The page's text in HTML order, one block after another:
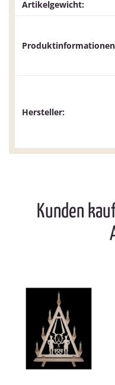
Artikelgewicht:
Hersteller:
Kunden